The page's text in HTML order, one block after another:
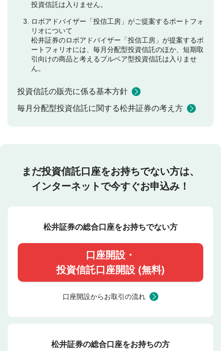
投資信託は入りません。
ロボアドバイザー「投信工房」がご提案するポートフォ
リオについて
松井証券のロボアドバイザー「投信工房」が提案するポ
ートフォリオには、毎月分配型投資信託のほか、短期取
引向けの商品と考えるブルベア型投資信託は入りませ
ん。
投資信託の販売に係る基本方針
毎月分配型投資信託に関する松井証券の考え方
まだ投資信託口座をお持ちでない方は、
インターネットで今すぐお申込み！
松井証券の総合口座をお持ちでない方
口座開設・
投資信託口座開設 (無料)
口座開設からお取引の流れ
松井証券の総合口座をお持ちの方